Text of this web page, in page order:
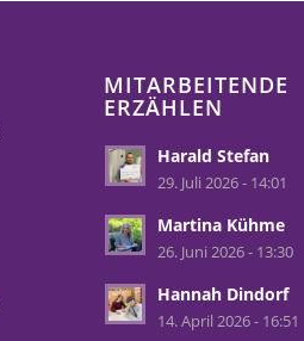
MITARBEITENDE
ERZÄHLEN
Harald Stefan
29. Juli 2026 - 14:01
Martina Kühme
26. Juni 2026 - 13:30
Hannah Dindorf
14. April 2026 - 16:51